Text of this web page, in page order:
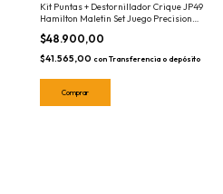
Kit Puntas + Destornillador Crique JP49
Hamilton Maletin Set Juego Precision
Celulares Electronica
$48.900,00
$41.565,00 con Transferencia o depósito